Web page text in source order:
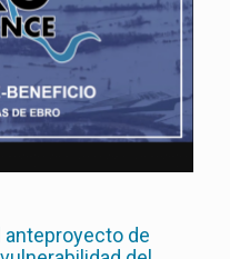
anteproyecto de